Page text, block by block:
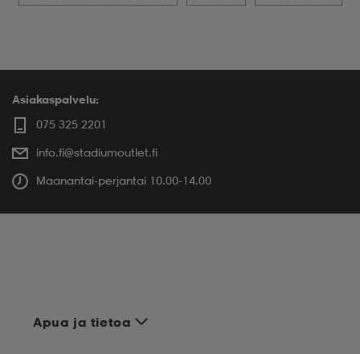
Asiakaspalvelu:
075 325 2201
info.fi@stadiumoutlet.fi
Maanantai-perjantai 10.00-14.00
Apua ja tietoa